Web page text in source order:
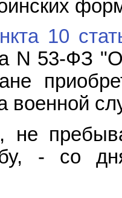
10
N 53-ФЗ
военной
не
- со